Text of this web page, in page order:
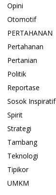
Opini
Otomotif
PERTAHANAN
Pertahanan
Pertanian
Politik
Reportase
Sosok Inspiratif
Spirit
Strategi
Tambang
Teknologi
Tipikor
UMKM